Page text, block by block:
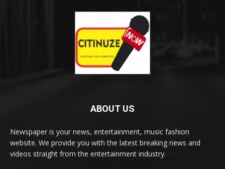
ABOUT US
Newspaper is your news, entertainment, music fashion
website. We provide you with the latest breaking news and
videos straight from the entertainment industry.